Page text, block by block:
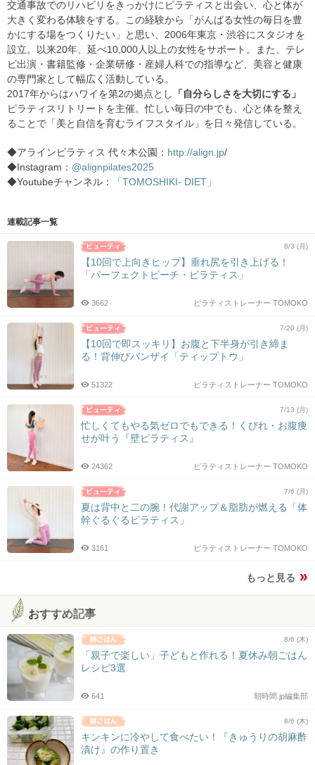
交通事故でのリハビリをきっかけにピラティスと出会い、心と体が
大きく変わる体験をする。この経験から「がんばる女性の毎日を豊
かにする場をつくりたい」と思い、2006年東京・渋谷にスタジオを
設立。以来20年、延べ10,000人以上の女性をサポート。また、テレ
ビ出演・書籍監修・企業研修・産婦人科での指導など、美容と健康
の専門家として幅広く活動している。
2017年からはハワイを第2の拠点とし
「自分らしさを大切にする」
ピラティスリトリートを主催。忙しい毎日の中でも、心と体を整え
ることで「美と自信を育むライフスタイル」を日々発信している。
◆アラインピラティス 代々木公園： http://align.jp/
◆Instagram： @alignpilates2025
◆Youtubeチャンネル：
「TOMOSHIKI- DIET」
連載記事一覧
8/3 (月)
【10回で上向きヒップ】垂れ尻を引き上げる！
「パーフェクトピーチ・ピラティス」
ピラティストレーナー TOMOKO
3662
7/20 (月)
【10回で即スッキリ】お腹と下半身が引き締ま
る！背伸びバンザイ「ティップトウ」
ピラティストレーナー TOMOKO
51322
7/13 (月)
忙しくてもやる気ゼロでもできる！くびれ・お腹痩
せが叶う『壁ピラティス』
ピラティストレーナー TOMOKO
24362
7/6 (月)
夏は背中と二の腕！代謝アップ＆脂肪が燃える「体
幹ぐるぐるピラティス」
ピラティストレーナー TOMOKO
3161
もっと見る
おすすめ記事
8/6 (木)
「親子で楽しい」子どもと作れる！夏休み朝ごはん
レシピ3選
朝時間.jp編集部
641
8/6 (木)
キンキンに冷やして食べたい！『きゅうりの胡麻酢
漬け』の作り置き